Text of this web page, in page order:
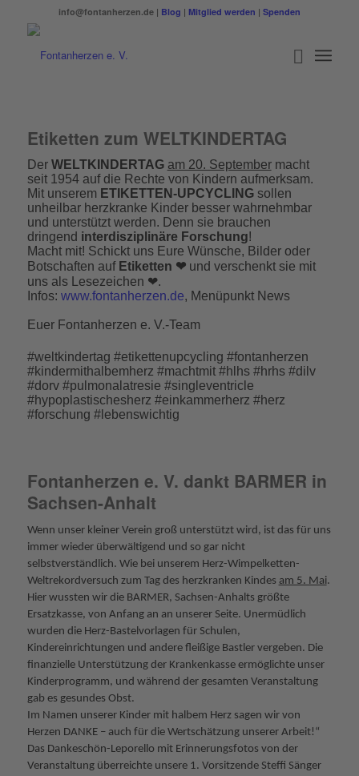
info@fontanherzen.de | Blog | Mitglied werden | Spenden
Etiketten zum WELTKINDERTAG
Der WELTKINDERTAG am 20. Septembermacht
seit 1954 auf die Rechte von Kindern aufmerksam.
Mit unserem ETIKETTEN-UPCYCLINGsollen
unheilbar herzkranke Kinder besser wahrnehmbar
und unterstützt werden. Denn sie brauchen
dringend interdisziplinäre Forschung!
Macht mit! Schickt uns Eure Wünsche, Bilder oder
Botschaften auf Etiketten ❤und verschenkt sie mit
uns als Lesezeichen ❤.
Infos: www.fontanherzen.de, Menüpunkt News
Euer Fontanherzen e. V.-Team
#weltkindertag #etikettenupcycling #fontanherzen
#kindermithalbemherz #machtmit #hlhs #hrhs #dilv
#dorv #pulmonalatresie #singleventricle
#hypoplastischesherz #einkammerherz #herz
#forschung #lebenswichtig
Fontanherzen e. V. dankt BARMER in
Sachsen-Anhalt
Wenn unser kleiner Verein groß unterstützt wird, ist das für uns
immer wieder überwältigend und so gar nicht
selbstverständlich. Wie bei unserem Herz-Wimpelketten-
Weltrekordversuch zum Tag des herzkranken Kindes am 5. Mai.
Hier wussten wir die BARMER, Sachsen-Anhalts größte
Ersatzkasse, von Anfang an an unserer Seite. Unermüdlich
wurden die Herz-Bastelvorlagen für Schulen,
Kindereinrichtungen und andere fleißige Bastler vergeben. Die
finanzielle Unterstützung der Krankenkasse ermöglichte unser
Kinderprogramm, und während der gesamten Veranstaltung
gab es gesundes Obst.
Im Namen unserer Kinder mit halbem Herz sagen wir von
Herzen DANKE – auch für die Wertschätzung unserer Arbeit!“
Das Dankeschön-Leporello mit Erinnerungsfotos von der
Veranstaltung überreichte unsere 1. Vorsitzende Steffi Sänger